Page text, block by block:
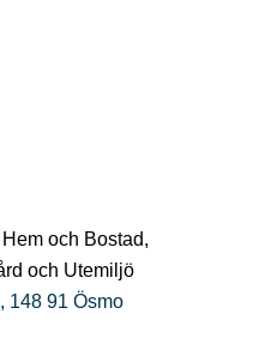
Hem och Bostad,
och Utemiljö
, 148 91 Ösmo